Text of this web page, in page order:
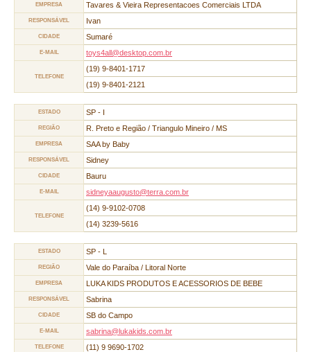
EMPRESA Tavares & Vieira Representacoes Comerciais LTDA
RESPONSÁVEL Ivan
CIDADE Sumaré
E-MAIL toys4all@desktop.com.br
TELEFONE
(19) 9-8401-1717
(19) 9-8401-2121
ESTADO SP - I
REGIÃO R. Preto e Região / Triangulo Mineiro / MS
EMPRESA SAA by Baby
RESPONSÁVEL Sidney
CIDADE Bauru
E-MAIL sidneyaaugusto@terra.com.br
TELEFONE
(14) 9-9102-0708
(14) 3239-5616
ESTADO SP - L
REGIÃO Vale do Paraíba / Litoral Norte
EMPRESA LUKA KIDS PRODUTOS E ACESSORIOS DE BEBE
RESPONSÁVEL Sabrina
CIDADE SB do Campo
E-MAIL sabrina@lukakids.com.br
TELEFONE (11) 9 9690-1702